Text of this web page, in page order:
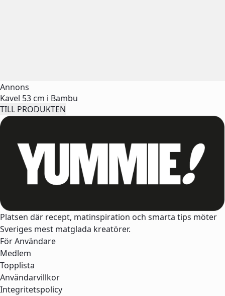
Annons
Kavel 53 cm i Bambu
TILL PRODUKTEN
Platsen där recept, matinspiration och smarta tips möter
Sveriges mest matglada kreatörer.
För Användare
Medlem
Topplista
Användarvillkor
Integritetspolicy